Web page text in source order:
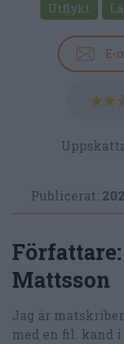
Utflykt
E-
Publicerat:
Författare:
Mattsson
Jag är
med en fil. kand i